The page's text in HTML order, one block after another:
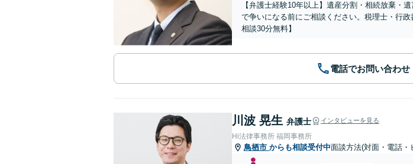
【弁護士経験10年以上】遺産分割・相続放棄・
で争いになる前にご相談ください。税理士・行
相談30分無料】
電話でお問い合わせ
川波 晃生 弁護士 インタビューを見る
Hi法律事務所 福岡事務所
鳥栖市 からも相談受付中面談方法(対面・電話・